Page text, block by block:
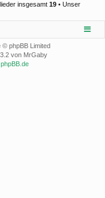
insgesamt 19 • Unser
phpBB Limited
von MrGaby
phpBB.de